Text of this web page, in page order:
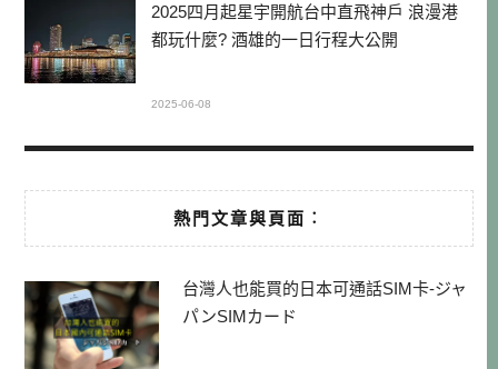
2025四月起星宇開航台中直飛神戶 浪漫港
都玩什麼? 酒雄的一日行程大公開
2025-06-08
熱門文章與頁面︰
台灣人也能買的日本可通話SIM卡-ジャ
パンSIMカード